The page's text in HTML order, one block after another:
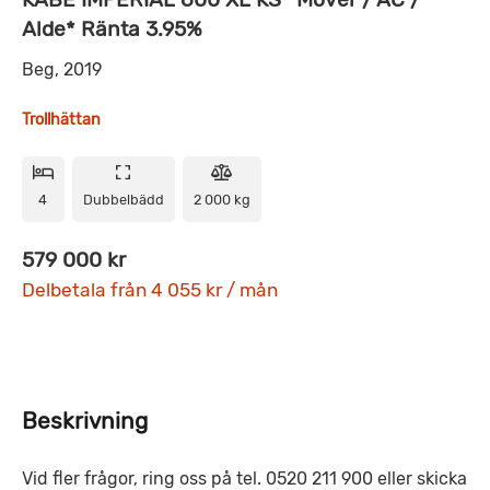
Alde* Ränta 3.95%
Beg, 2019
Trollhättan
4 Dubbelbädd 2 000 kg
579 000 kr
Delbetala från 4 055 kr / mån
Beskrivning
Vid fler frågor, ring oss på tel. 0520 211 900 eller skicka